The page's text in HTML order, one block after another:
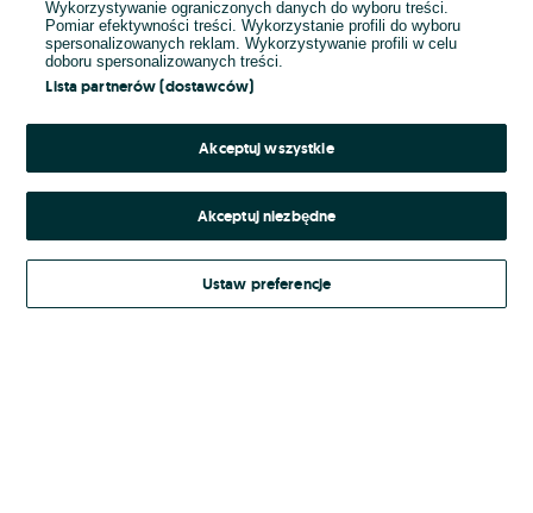
Hasło
Kontynuując za pośrednictwem jednego z dostawców wskazanych powyżej,
Regulamin serwisu OLX.pl w jego aktualnym brzmieniu.
Wykorzystywanie ograniczonych danych do wyboru treści.
Pomiar efektywności treści. Wykorzystanie profili do wyboru
spersonalizowanych reklam. Wykorzystywanie profili w celu
doboru spersonalizowanych treści.
Lista partnerów (dostawców)
Akceptuj wszystkie
Akceptuj niezbędne
Ustaw preferencje